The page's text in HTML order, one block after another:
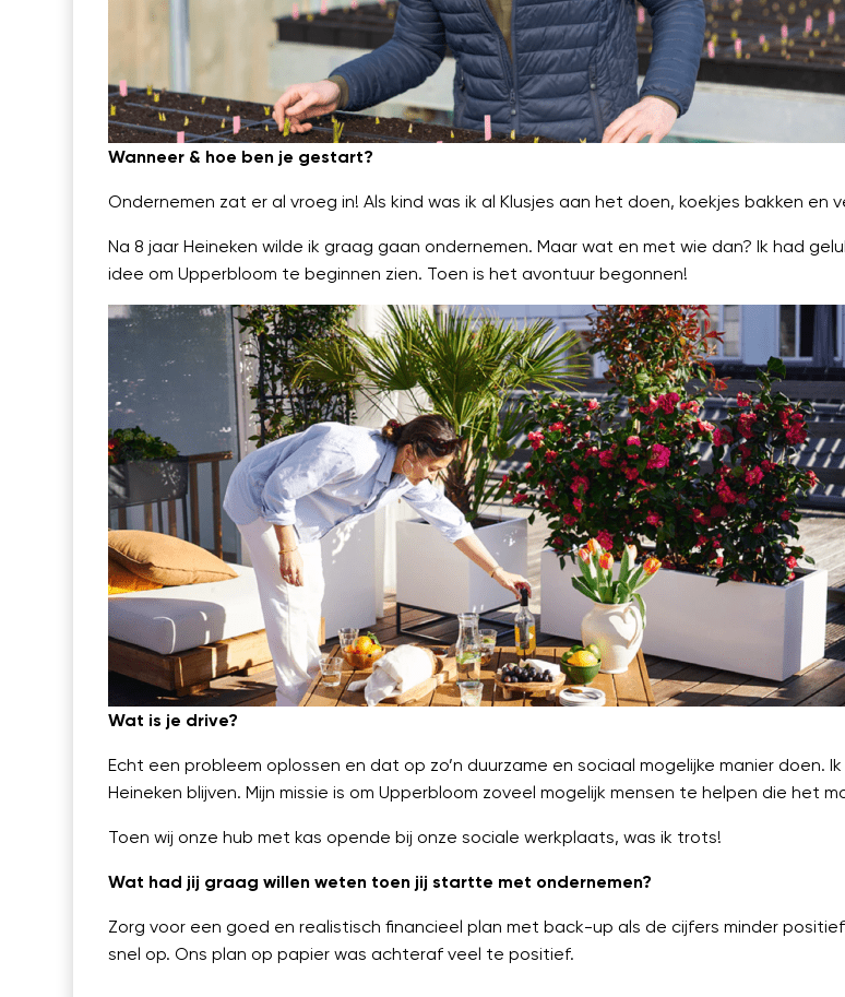
Wanneer & hoe ben je gestart?
Ondernemen zat er al vroeg in! Als kind was ik al Klusjes aan het doen, koekjes bakken
Na 8 jaar Heineken wilde ik graag gaan ondernemen. Maar wat en met wie dan? Ik had
idee om Upperbloom te beginnen zien. Toen is het avontuur begonnen!
Wat is je drive?
Echt een probleem oplossen en dat op zo’n duurzame en sociaal mogelijke manier doen.
Heineken blijven. Mijn missie is om Upperbloom zoveel mogelijk mensen te helpen die het
Toen wij onze hub met kas opende bij onze sociale werkplaats, was ik trots!
Wat had jij graag willen weten toen jij startte met ondernemen?
Zorg voor een goed en realistisch financieel plan met back-up als de cijfers minder
snel op. Ons plan op papier was achteraf veel te positief.